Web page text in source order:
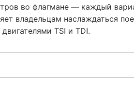
во флагмане — каждый
владельцам наслаждаться
TSI и TDI.